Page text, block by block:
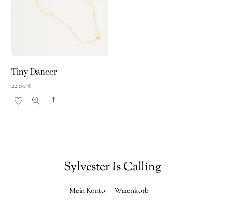
Tiny Dancer
22,00€
Share
Sylvester Is Calling
Mein Konto Warenkorb